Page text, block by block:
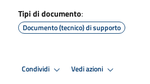
Tipi di documento:
Documento (tecnico) di supporto
Condividi Vedi azioni